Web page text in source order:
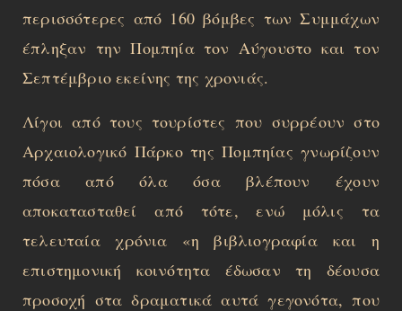
περισσότερες από 160 βόμβες των Συμμάχων
έπληξαν την Πομπηία τον Αύγουστο και τον
Σεπτέμβριο εκείνης της χρονιάς.
Λίγοι από τους τουρίστες που συρρέουν στο
Αρχαιολογικό Πάρκο της Πομπηίας γνωρίζουν
πόσα από όλα όσα βλέπουν έχουν
αποκατασταθεί από τότε, ενώ μόλις τα
τελευταία χρόνια «η βιβλιογραφία και η
επιστημονική κοινότητα έδωσαν τη δέουσα
προσοχή στα δραματικά αυτά γεγονότα, που